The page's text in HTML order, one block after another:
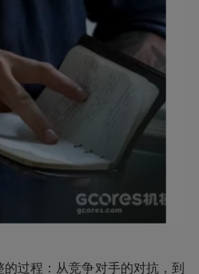
过程：从竞争对手的对抗，到